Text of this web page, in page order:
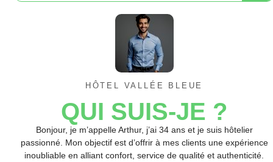
HÔTEL VALLÉE BLEUE
QUI SUIS-JE ?
Bonjour, je m’appelle Arthur, j’ai 34 ans et je suis hôtelier
passionné. Mon objectif est d’offrir à mes clients une expérience
inoubliable en alliant confort, service de qualité et authenticité.